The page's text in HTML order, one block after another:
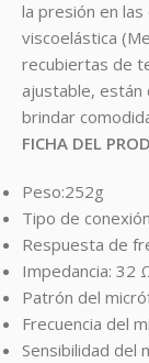
la presión en
viscoelástica
recubiertas de
ajustable, están
brindar
FICHA DEL
Peso:252g
Tipo de
Respuesta de
Impedancia: 32
Patrón del
Frecuencia del
Sensibilidad del